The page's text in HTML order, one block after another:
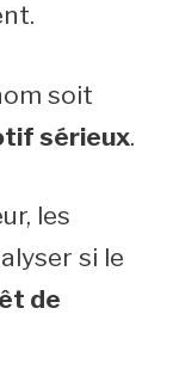
soit
sérieux.
les
si le
de